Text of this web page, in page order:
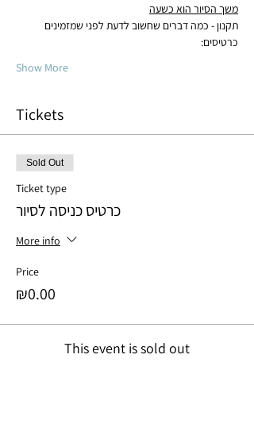
משך הסיור הוא כשעה
תקנון - כמה דברים שחשוב לדעת לפני שמזמינים
כרטיסים:
Show More
Tickets
Sold Out
Ticket type
כרטיס כניסה לסיור
More info
Price
₪0.00
This event is sold out